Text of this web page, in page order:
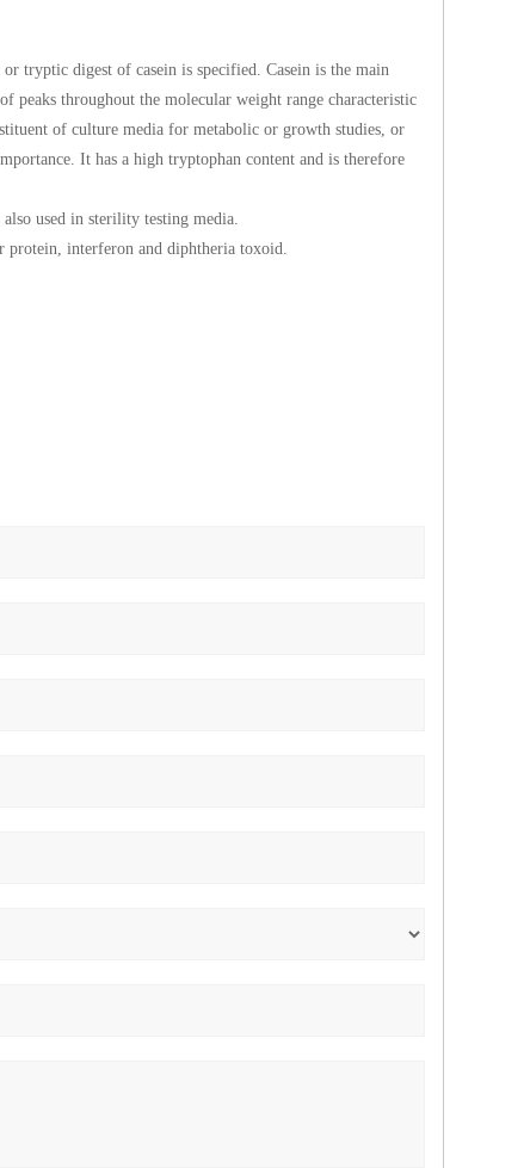
tryptic digest of casein is specified. Casein is the main
peaks throughout the molecular weight range characteristic
of culture media for metabolic or growth studies, or
It has a high tryptophan content and is therefore
used in sterility testing media.
protein, interferon and diphtheria toxoid.